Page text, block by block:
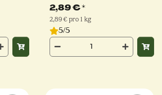
2,89 €*
2,89 € pro 1 kg
5/5